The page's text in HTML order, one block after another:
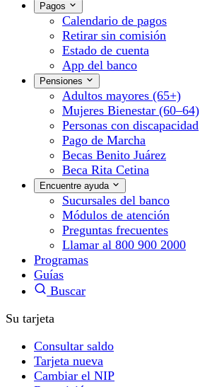
Pagos
Calendario de pagos
Retirar sin comisión
Estado de cuenta
App del banco
Pensiones
Adultos mayores (65+)
Mujeres Bienestar (60–64)
Personas con discapacidad
Pago de Marcha
Becas Benito Juárez
Beca Rita Cetina
Encuentre ayuda
Sucursales del banco
Módulos de atención
Preguntas frecuentes
Llamar al 800 900 2000
Programas
Guías
Buscar
Su tarjeta
Consultar saldo
Tarjeta nueva
Cambiar el NIP